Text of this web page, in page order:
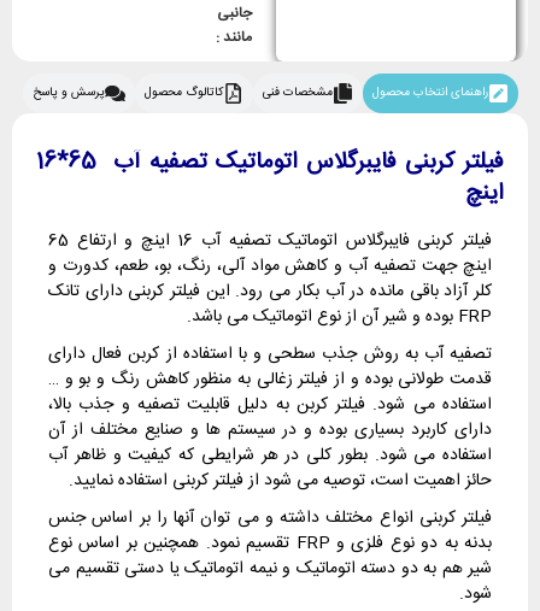
جانبی
مانند :
راهنمای انتخاب محصول مشخصات فنی کاتالوگ محصول پرسش و پاسخ
فیلتر کربنی فایبرگلاس اتوماتیک تصفیه آب 65*16
اینچ
فیلتر کربنی فایبرگلاس اتوماتیک تصفیه آب 16 اینچ و ارتفاع 65
اینچ جهت تصفیه آب و کاهش مواد آلی، رنگ، بو، طعم، کدورت و
کلر آزاد باقی مانده در آب بکار می رود. این فیلتر کربنی دارای تانک
FRP بوده و شیر آن از نوع اتوماتیک می باشد.
تصفیه آب به روش جذب سطحی و با استفاده از کربن فعال دارای
قدمت طولانی بوده و از فیلتر زغالی به منظور کاهش رنگ و بو و …
استفاده می شود. فیلتر کربن به دلیل قابلیت تصفیه و جذب بالا،
دارای کاربرد بسیاری بوده و در سیستم ها و صنایع مختلف از آن
استفاده می شود. بطور کلی در هر شرایطی که کیفیت و ظاهر آب
حائز اهمیت است، توصیه می شود از فیلتر کربنی استفاده نمایید.
فیلتر کربنی انواع مختلف داشته و می توان آنها را بر اساس جنس
بدنه به دو نوع فلزی و FRP تقسیم نمود. همچنین بر اساس نوع
شیر هم به دو دسته اتوماتیک و نیمه اتوماتیک یا دستی تقسیم می
شود.